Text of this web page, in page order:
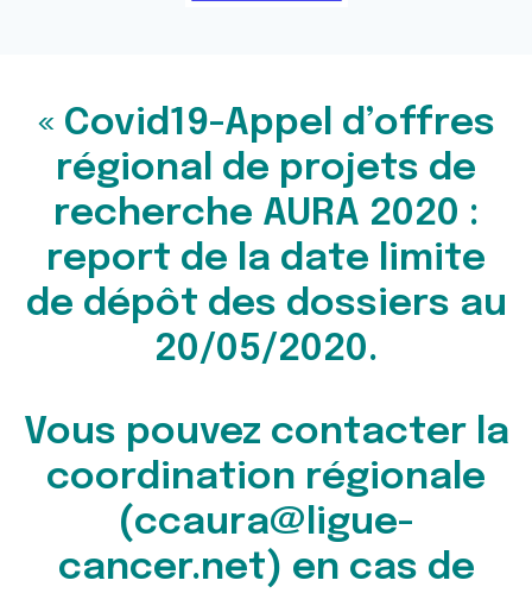
« Covid19-Appel d’offres
régional de projets de
recherche AURA 2020 :
report de la date limite
de dépôt des dossiers au
20/05/2020.
Vous pouvez contacter la
coordination régionale
(ccaura@ligue-
cancer.net) en cas de